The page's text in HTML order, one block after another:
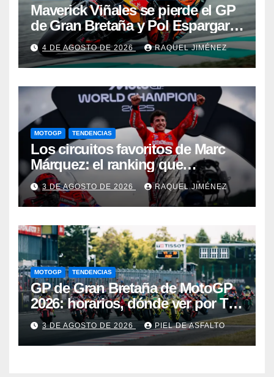
Maverick Viñales se pierde el GP
de Gran Bretaña y Pol Espargaró
volverá a MotoGP como sustituto
4 DE AGOSTO DE 2026 RAQUEL JIMÉNEZ
MOTOGP TENDENCIAS
Los circuitos favoritos de Marc
Márquez: el ranking que
demuestra dónde ha construido
su leyenda en MotoGP
3 DE AGOSTO DE 2026 RAQUEL JIMÉNEZ
MOTOGP TENDENCIAS
GP de Gran Bretaña de MotoGP
2026: horarios, dónde ver por TV
y una lucha por el Mundial al rojo
vivo
3 DE AGOSTO DE 2026 PIEL DE ASFALTO